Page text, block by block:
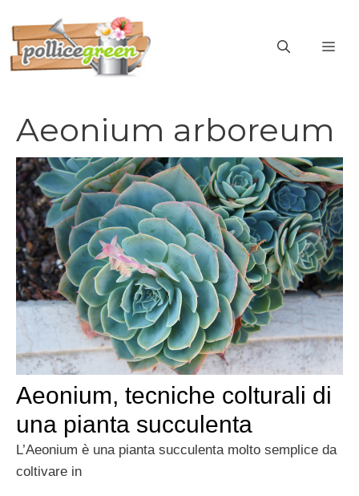
contenuto
Aeonium arboreum
Aeonium, tecniche colturali di
una pianta succulenta
L’Aeonium è una pianta succulenta molto semplice da
coltivare in